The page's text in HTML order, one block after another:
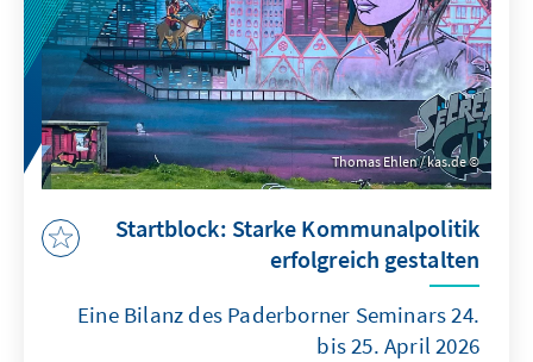
Thomas Ehlen / kas.de
Startblock: Starke Kommunalpolitik
erfolgreich gestalten
Eine Bilanz des Paderborner Seminars 24.
bis 25. April 2026